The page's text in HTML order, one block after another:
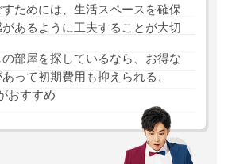
すためには、生活スペースを確保
があるように工夫することが大切
の部屋を探しているなら、お得な
って初期費用も抑えられる、
おすすめ